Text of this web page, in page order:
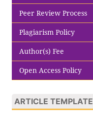
Peer Review Process
Plagiarism Policy
Author(s) Fee
Open Access Policy
ARTICLE TEMPLATE